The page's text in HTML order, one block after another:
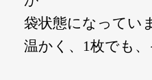
袋状態になってい
温かく、1枚でも